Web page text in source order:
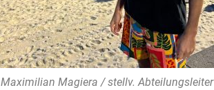
Maximilian Magiera / stellv. Abteilungsleiter